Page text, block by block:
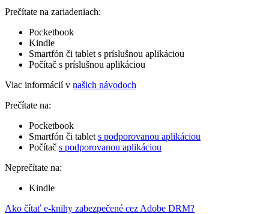
Prečítate na zariadeniach:
Pocketbook
Kindle
Smartfón či tablet s príslušnou aplikáciou
Počítač s príslušnou aplikáciou
Viac informácií v našich návodoch
Prečítate na:
Pocketbook
Smartfón či tablet s podporovanou aplikáciou
Počítač s podporovanou aplikáciou
Neprečítate na:
Kindle
Ako čítať e-knihy zabezpečené cez Adobe DRM?